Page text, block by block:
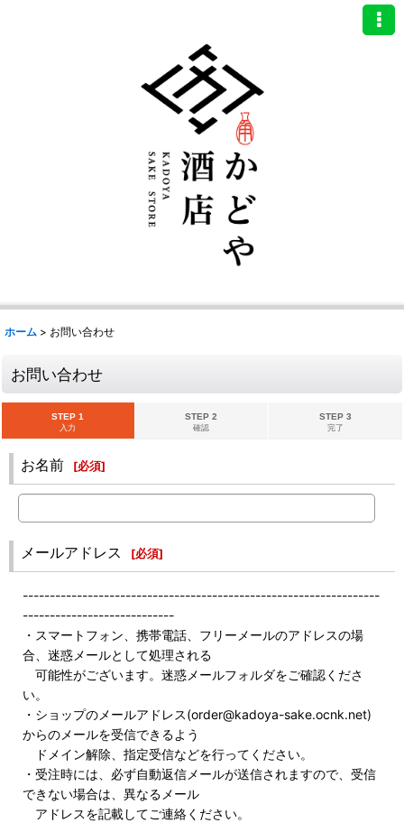
ホーム > お問い合わせ
お問い合わせ
STEP 1
入力
STEP 2
確認
STEP 3
完了
お名前 [必須]
メールアドレス [必須]
------------------------------------------------------------------
----------------------------
・スマートフォン、携帯電話、フリーメールのアドレスの場
合、迷惑メールとして処理される
可能性がございます。迷惑メールフォルダをご確認くださ
い。
・ショップのメールアドレス(order@kadoya-sake.ocnk.net)
からのメールを受信できるよう
ドメイン解除、指定受信などを行ってください。
・受注時には、必ず自動返信メールが送信されますので、受信
できない場合は、異なるメール
アドレスを記載してご連絡ください。